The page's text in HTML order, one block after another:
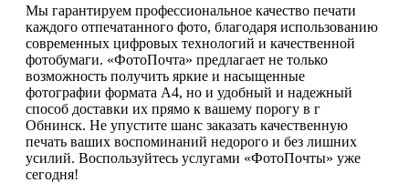
Мы гарантируем профессиональное качество печати
каждого отпечатанного фото, благодаря использованию
современных цифровых технологий и качественной
фотобумаги. «ФотоПочта» предлагает не только
возможность получить яркие и насыщенные
фотографии формата А4, но и удобный и надежный
способ доставки их прямо к вашему порогу в г
Обнинск. Не упустите шанс заказать качественную
печать ваших воспоминаний недорого и без лишних
усилий. Воспользуйтесь услугами «ФотоПочты» уже
сегодня!